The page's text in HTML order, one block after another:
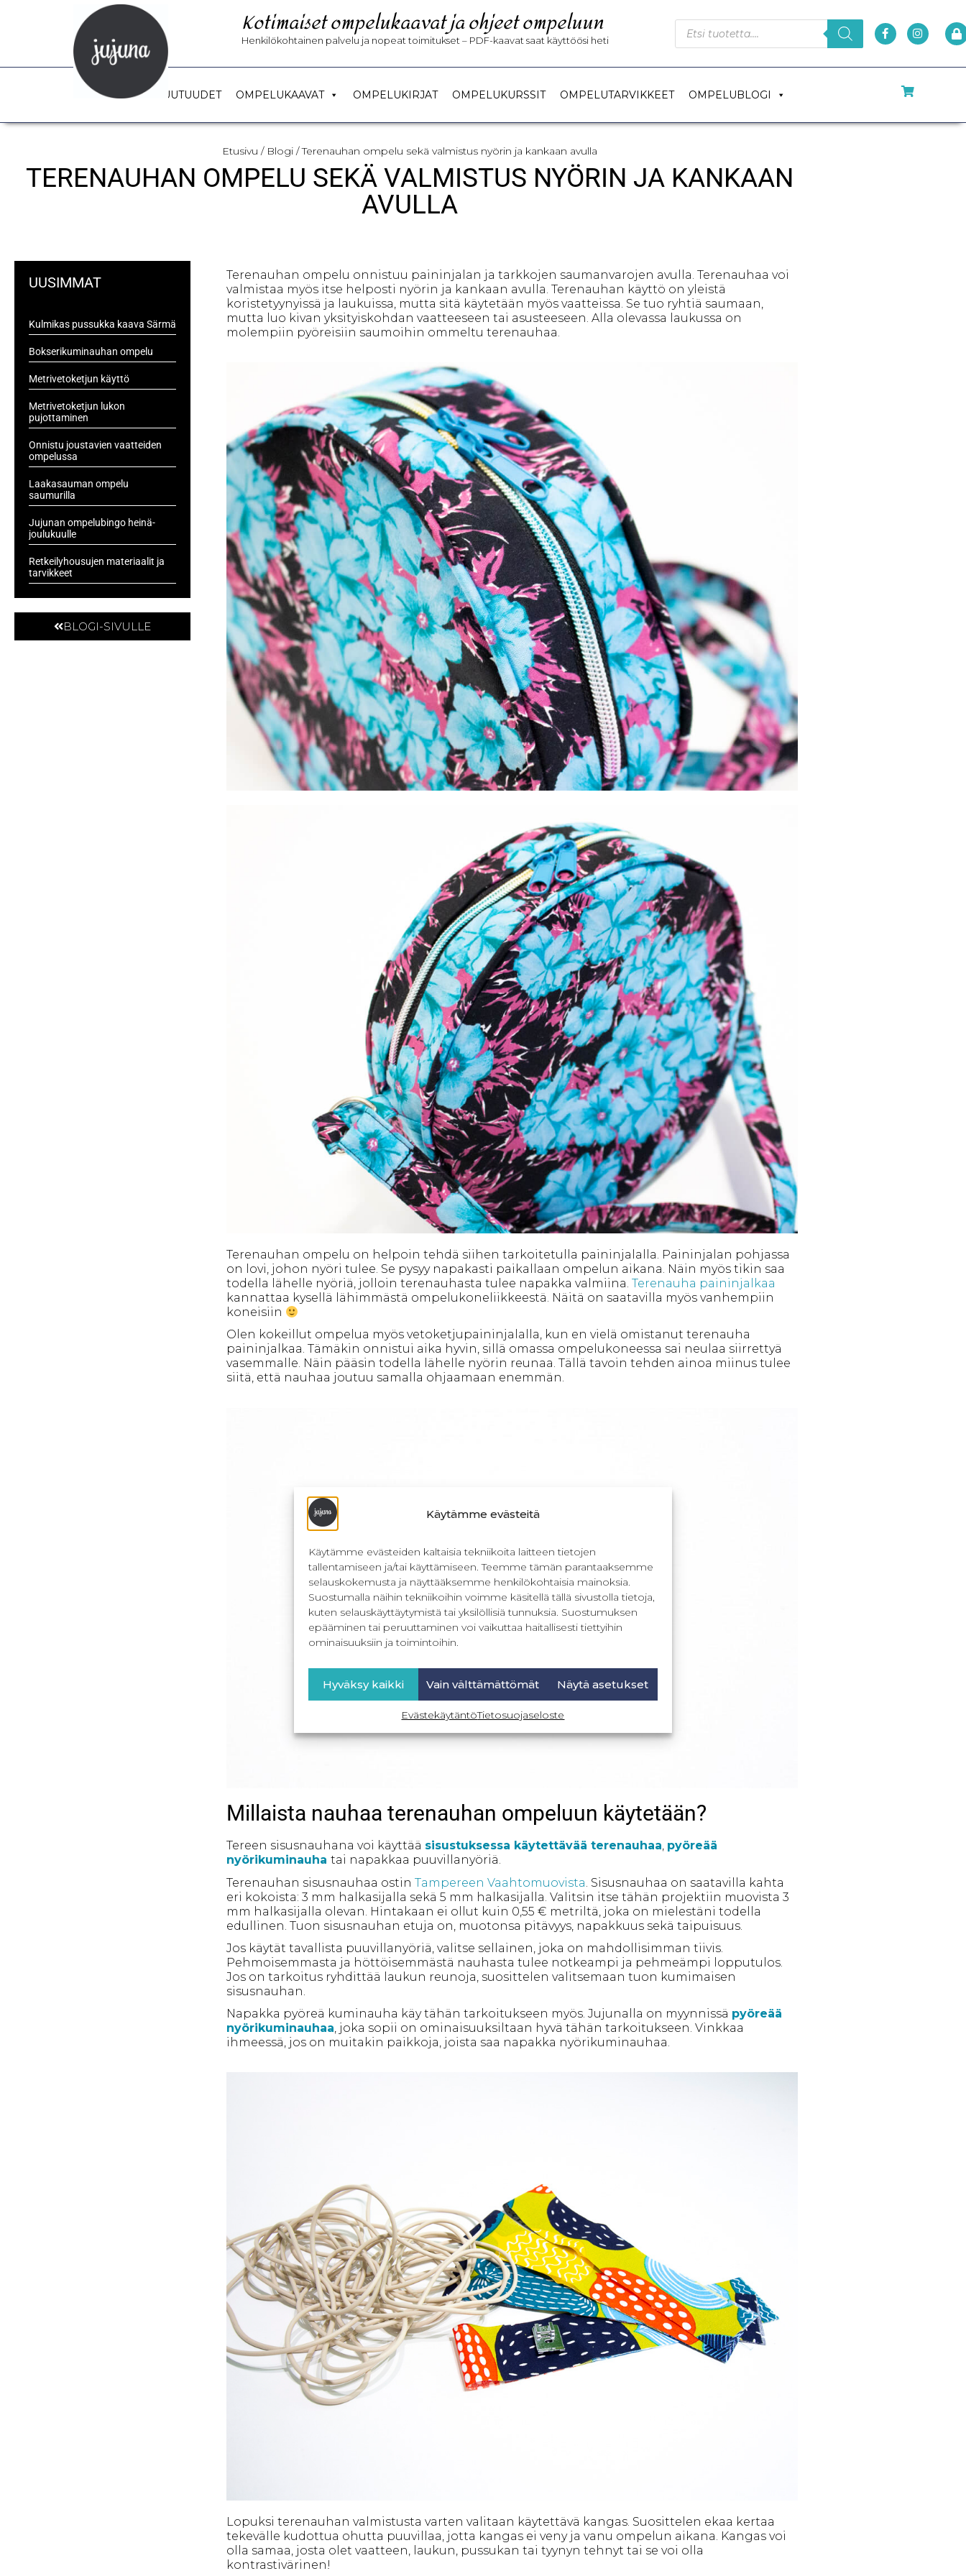
Käytämme evästeitä
Käytämme evästeiden kaltaisia tekniikoita laitteen tietojen
tallentamiseen ja/tai käyttämiseen. Teemme tämän parantaaksemme
selauskokemusta ja näyttääksemme henkilökohtaisia mainoksia.
Suostumalla näihin tekniikoihin voimme käsitellä tällä sivustolla tietoja,
kuten selauskäyttäytymistä tai yksilöllisiä tunnuksia. Suostumuksen
epääminen tai peruuttaminen voi vaikuttaa haitallisesti tiettyihin
ominaisuuksiin ja toimintoihin.
Hyväksy kaikki Vain välttämättömät Näytä asetukset
EvästekäytäntöTietosuojaseloste
Kotimaiset ompelukaavat ja ohjeet ompeluun
Henkilökohtainen palvelu ja nopeat toimitukset – PDF-kaavat saat käyttöösi heti
UUTUUDET OMPELUKAAVAT OMPELUKIRJAT OMPELUKURSSIT OMPELUTARVIKKEET OMPELUBLOGI
Etusivu / Blogi / Terenauhan ompelu sekä valmistus nyörin ja kankaan avulla
TERENAUHAN OMPELU SEKÄ VALMISTUS NYÖRIN JA KANKAAN
AVULLA
UUSIMMAT
Kulmikas pussukka kaava Särmä
Bokserikuminauhan ompelu
Metrivetoketjun käyttö
Metrivetoketjun lukon
pujottaminen
Onnistu joustavien vaatteiden
ompelussa
Laakasauman ompelu
saumurilla
Jujunan ompelubingo heinä-
joulukuulle
Retkeilyhousujen materiaalit ja
tarvikkeet
BLOGI-SIVULLE
Terenauhan ompelu onnistuu paininjalan ja tarkkojen saumanvarojen avulla. Terenauhaa voi
valmistaa myös itse helposti nyörin ja kankaan avulla. Terenauhan käyttö on yleistä
koristetyynyissä ja laukuissa, mutta sitä käytetään myös vaatteissa. Se tuo ryhtiä saumaan,
mutta luo kivan yksityiskohdan vaatteeseen tai asusteeseen. Alla olevassa laukussa on
molempiin pyöreisiin saumoihin ommeltu terenauhaa.
Terenauhan ompelu on helpoin tehdä siihen tarkoitetulla paininjalalla. Paininjalan pohjassa
on lovi, johon nyöri tulee. Se pysyy napakasti paikallaan ompelun aikana. Näin myös tikin saa
todella lähelle nyöriä, jolloin terenauhasta tulee napakka valmiina. Terenauha paininjalkaa
kannattaa kysellä lähimmästä ompelukoneliikkeestä. Näitä on saatavilla myös vanhempiin
koneisiin
Olen kokeillut ompelua myös vetoketjupaininjalalla, kun en vielä omistanut terenauha
paininjalkaa. Tämäkin onnistui aika hyvin, sillä omassa ompelukoneessa sai neulaa siirrettyä
vasemmalle. Näin pääsin todella lähelle nyörin reunaa. Tällä tavoin tehden ainoa miinus tulee
siitä, että nauhaa joutuu samalla ohjaamaan enemmän.
Millaista nauhaa terenauhan ompeluun käytetään?
Tereen sisusnauhana voi käyttää sisustuksessa käytettävää terenauhaa, pyöreää
nyörikuminauha tai napakkaa puuvillanyöriä.
Terenauhan sisusnauhaa ostin Tampereen Vaahtomuovista . Sisusnauhaa on saatavilla kahta
eri kokoista: 3 mm halkasijalla sekä 5 mm halkasijalla. Valitsin itse tähän projektiin muovista 3
mm halkasijalla olevan. Hintakaan ei ollut kuin 0,55 € metriltä, joka on mielestäni todella
edullinen. Tuon sisusnauhan etuja on, muotonsa pitävyys, napakkuus sekä taipuisuus.
Jos käytät tavallista puuvillanyöriä, valitse sellainen, joka on mahdollisimman tiivis.
Pehmoisemmasta ja höttöisemmästä nauhasta tulee notkeampi ja pehmeämpi lopputulos.
Jos on tarkoitus ryhdittää laukun reunoja, suosittelen valitsemaan tuon kumimaisen
sisusnauhan.
Napakka pyöreä kuminauha käy tähän tarkoitukseen myös. Jujunalla on myynnissä pyöreää
nyörikuminauhaa, joka sopii on ominaisuuksiltaan hyvä tähän tarkoitukseen. Vinkkaa
ihmeessä, jos on muitakin paikkoja, joista saa napakka nyörikuminauhaa.
Lopuksi terenauhan valmistusta varten valitaan käytettävä kangas. Suosittelen ekaa kertaa
tekevälle kudottua ohutta puuvillaa, jotta kangas ei veny ja vanu ompelun aikana. Kangas voi
olla samaa, josta olet vaatteen, laukun, pussukan tai tyynyn tehnyt tai se voi olla
kontrastivärinen!